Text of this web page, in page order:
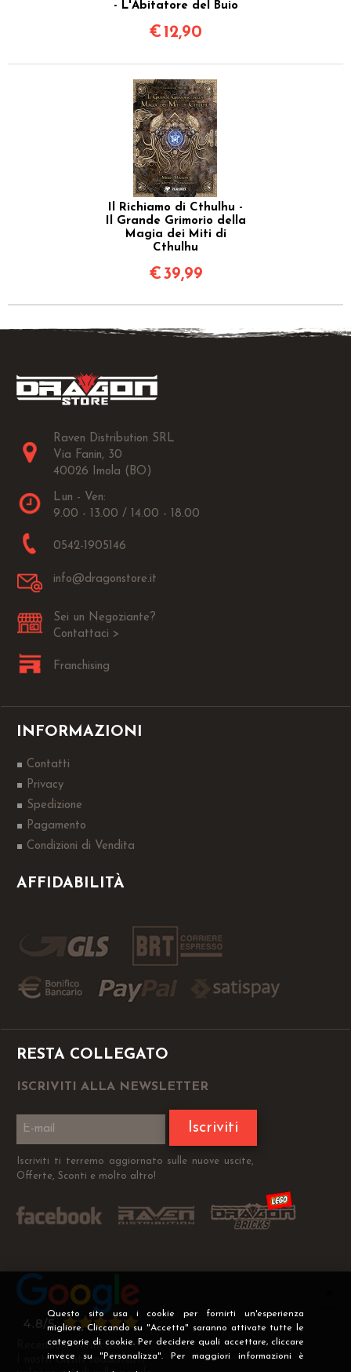
Questo sito usa i cookie per fornirti un'esperienza
migliore. Cliccando su "Accetta" saranno attivate tutte le
categorie di cookie. Per decidere quali accettare, cliccare
invece su "Personalizza". Per maggiori informazioni è
- L'Abitatore del Buio
€ 12,90
Il Richiamo di Cthulhu -
Il Grande Grimorio della
Magia dei Miti di
Cthulhu
€39,99
Raven Distribution SRL
Via Fanin, 30
40026 Imola (BO)
Lun - Ven:
9.00 - 13.00 / 14.00 - 18.00
0542-1905146
info@dragonstore.it
Sei un Negoziante?
Contattaci >
Franchising
INFORMAZIONI
Contatti
Privacy
Spedizione
Pagamento
Condizioni di Vendita
AFFIDABILITÀ
RESTA COLLEGATO
ISCRIVITI ALLA NEWSLETTER
Iscriviti
Iscriviti ti terremo aggiornato sulle nuove uscite,
Offerte, Sconti e molto altro!
Recensioni Verificate
I nostri clienti soddisfatti